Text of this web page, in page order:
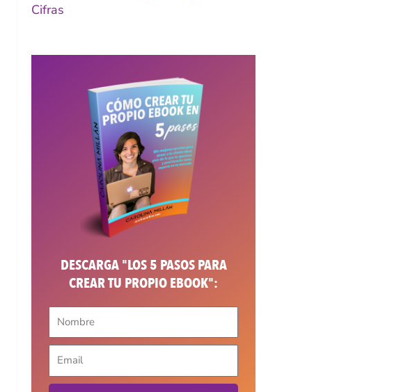
Cifras
DESCARGA "LOS 5 PASOS PARA
CREAR TU PROPIO EBOOK":